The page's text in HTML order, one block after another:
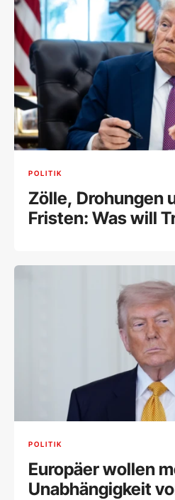
POLITIK
Zölle, Drohungen
Fristen: Was will
POLITIK
Europäer wollen
Unabhängigkeit